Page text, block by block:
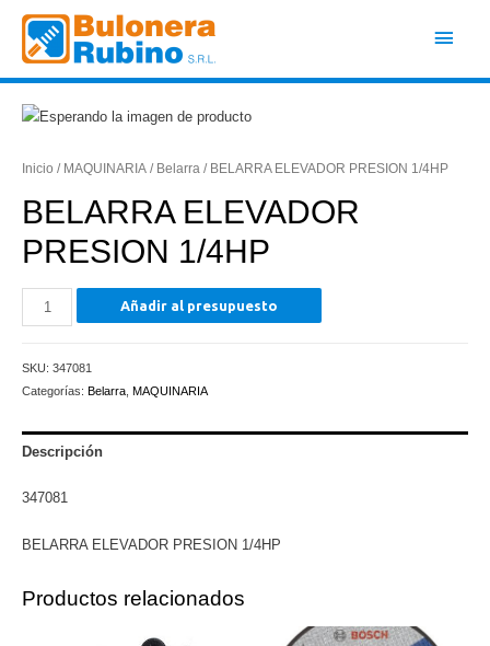
contenido
Inicio / MAQUINARIA / Belarra / BELARRA ELEVADOR PRESION 1/4HP
BELARRA ELEVADOR
PRESION 1/4HP
BELARRA
ELEVADOR
1/4HP
cantidad
Añadir al presupuesto
SKU: 347081
Categorías: Belarra MAQUINARIA
Descripción
347081
BELARRA ELEVADOR PRESION 1/4HP
Productos relacionados